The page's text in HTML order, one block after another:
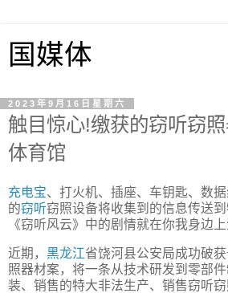
国媒体
2023年9月16日星期六
触目惊心!缴获的窃听窃
体育馆
充电宝、打火机、插座、车钥匙、数
的窃听窃照设备将收集到的信息传送
《窃听风云》中的剧情就在你我身边上
近期， 黑龙江省饶河县公安局成功破
照器材案，将一条从技术研发到零部
装、销售的特大非法生产、销售窃听